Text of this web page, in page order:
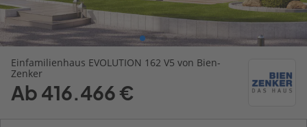
Einfamilienhaus EVOLUTION 162 V5 von Bien-
Zenker
Ab 416.466 €